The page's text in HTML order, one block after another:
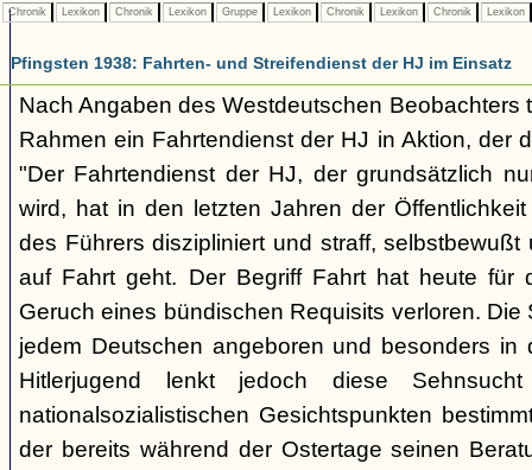
Chronik Lexikon Chronik Lexikon Gruppe Lexikon Chronik Lexikon Chronik Lexikon
Pfingsten 1938: Fahrten- und Streifendienst der HJ im Einsatz
Nach Angaben des Westdeutschen Beobachters
Rahmen ein Fahrtendienst der HJ in Aktion, der
"Der Fahrtendienst der HJ, der grundsätzlich
wird, hat in den letzten Jahren der
des Führers diszipliniert und straff, selbstbewußt
auf Fahrt geht. Der Begriff Fahrt hat heute für
Geruch eines bündischen Requisits verloren. Die
jedem Deutschen angeboren und besonders in
Hitlerjugend lenkt jedoch diese
nationalsozialistischen Gesichtspunkten
der bereits während der Ostertage seinen